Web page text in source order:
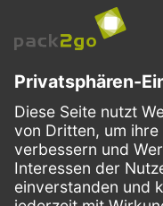
VERSANDARTEN
FacebookInstagramLinkedIn